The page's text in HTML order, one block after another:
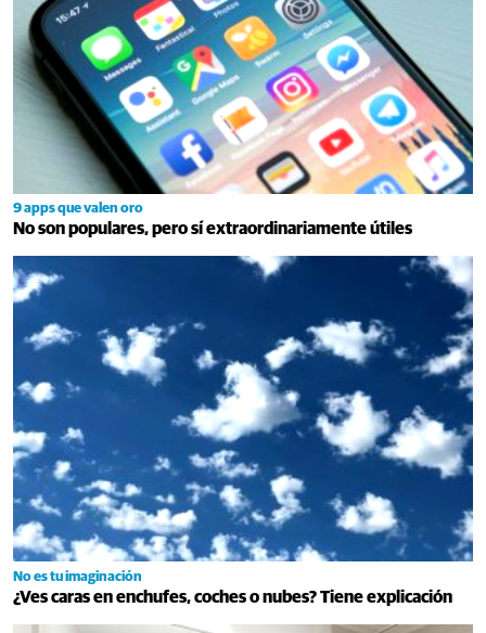
9 apps que valen oro
No son populares, pero sí extraordinariamente útiles
No es tu imaginación
¿Ves caras en enchufes, coches o nubes? Tiene explicación